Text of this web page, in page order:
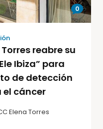
0
reabre su
Ibiza” para
de detección
el cáncer
Elena Torres